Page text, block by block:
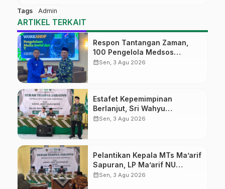
Tags Admin
ARTIKEL TERKAIT
Respon Tantangan Zaman,
100 Pengelola Medsos
Sekolah Ma’arif Pekalongan
calendar_monthSen, 3 Agu 2026
Estafet Kepemimpinan
Berlanjut, Sri Wahyu
Susilowati Resmi Pimpin MTs
calendar_monthSen, 3 Agu 2026
Pelantikan Kepala MTs Ma’arif
Sapuran, LP Ma’arif NU
Wonosobo Tekankan Lima
calendar_monthSen, 3 Agu 2026